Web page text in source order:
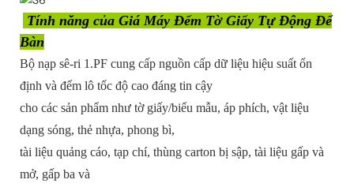
Tính năng của Giá Máy Đếm Tờ Giấy Tự Động Để
Bàn
Bộ nạp sê-ri 1.PF cung cấp nguồn cấp dữ liệu hiệu suất ổn
định và đếm lô tốc độ cao đáng tin cậy
cho các sản phẩm như tờ giấy/biểu mẫu, áp phích, vật liệu
dạng sóng, thẻ nhựa, phong bì,
tài liệu quảng cáo, tạp chí, thùng carton bị sập, tài liệu gấp và
mở, gấp ba và